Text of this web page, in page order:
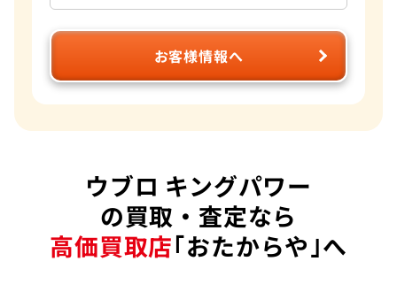
お客様情報へ
ウブロ キングパワー
の買取・査定なら
高価買取店｢おたからや｣へ